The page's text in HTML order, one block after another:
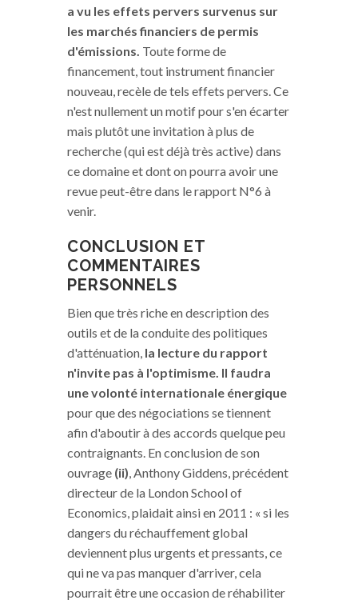
a vu les effets pervers survenus sur
les marchés financiers de permis
d'émissions. Toute forme de
financement, tout instrument financier
nouveau, recèle de tels effets pervers. Ce
n'est nullement un motif pour s'en écarter
mais plutôt une invitation à plus de
recherche (qui est déjà très active) dans
ce domaine et dont on pourra avoir une
revue peut-être dans le rapport N°6 à
venir.
CONCLUSION ET
COMMENTAIRES
PERSONNELS
Bien que très riche en description des
outils et de la conduite des politiques
d'atténuation, la lecture du rapport
n'invite pas à l'optimisme. Il faudra
une volonté internationale énergique
pour que des négociations se tiennent
afin d'aboutir à des accords quelque peu
contraignants. En conclusion de son
ouvrage (ii), Anthony Giddens, précédent
directeur de la London School of
Economics, plaidait ainsi en 2011 : « si les
dangers du réchauffement global
deviennent plus urgents et pressants, ce
qui ne va pas manquer d'arriver, cela
pourrait être une occasion de réhabiliter